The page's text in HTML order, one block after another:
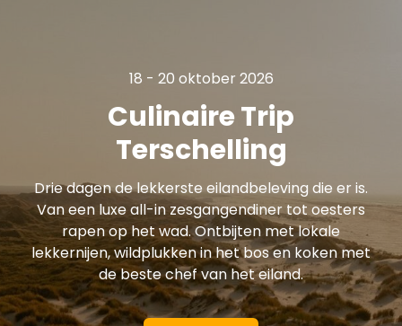
18 - 20 oktober 2026
Culinaire Trip
Terschelling
Drie dagen de lekkerste eilandbeleving die er is.
Van een luxe all-in zesgangendiner tot oesters
rapen op het wad. Ontbijten met lokale
lekkernijen, wildplukken in het bos en koken met
de beste chef van het eiland.